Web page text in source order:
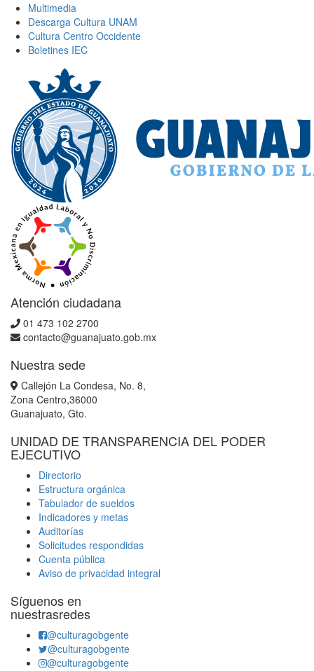
Multimedia
Descarga Cultura UNAM
Cultura Centro Occidente
Boletines IEC
Atención ciudadana
01 473 102 2700
contacto@guanajuato.gob.mx
Nuestra sede
Callejón La Condesa, No. 8,
Zona Centro,36000
Guanajuato, Gto.
UNIDAD DE TRANSPARENCIA DEL PODER
EJECUTIVO
Directorio
Estructura orgánica
Tabulador de sueldos
Indicadores y metas
Auditorías
Solicitudes respondidas
Cuenta pública
Aviso de privacidad integral
Síguenos en
nuestrasredes
@culturagobgente
@culturagobgente
@culturagobgente